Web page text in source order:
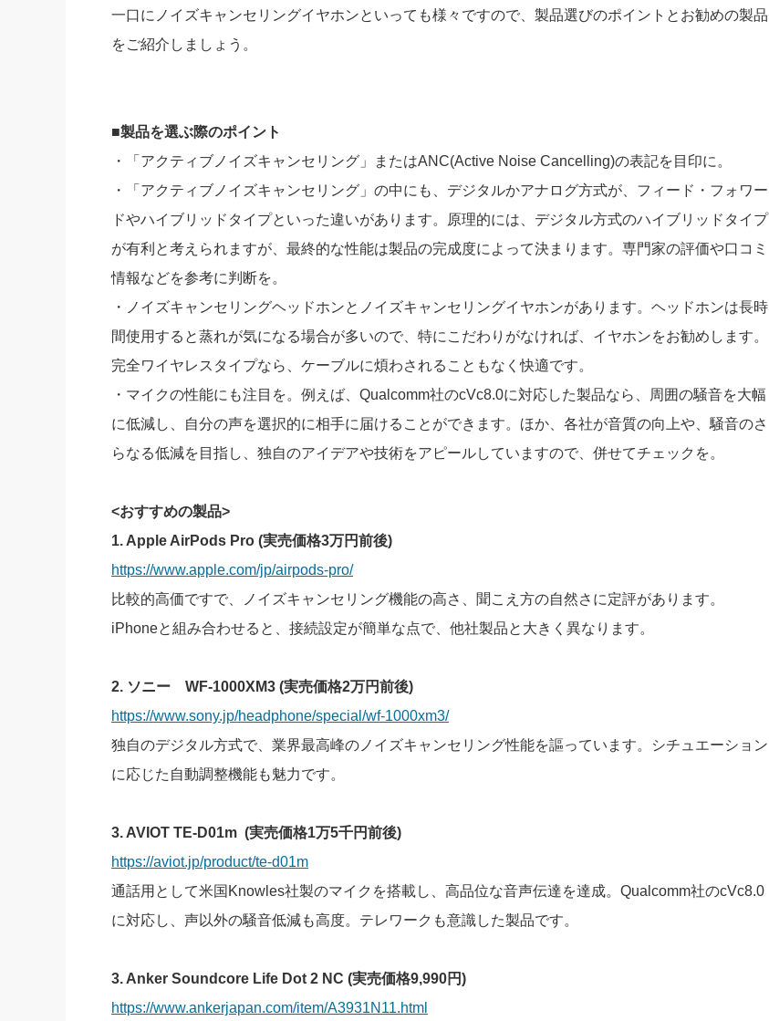
一口にノイズキャンセリングイヤホンといっても様々ですので、製品選びのポイントとお勧めの製品
をご紹介しましょう。
■製品を選ぶ際のポイント
・「アクティブノイズキャンセリング」またはANC(Active Noise Cancelling)の表記を目印に。
・「アクティブノイズキャンセリング」の中にも、デジタルかアナログ方式が、フィード・フォワー
ドやハイブリッドタイプといった違いがあります。原理的には、デジタル方式のハイブリッドタイプ
が有利と考えられますが、最終的な性能は製品の完成度によって決まります。専門家の評価や口コミ
情報などを参考に判断を。
・ノイズキャンセリングヘッドホンとノイズキャンセリングイヤホンがあります。ヘッドホンは長時
間使用すると蒸れが気になる場合が多いので、特にこだわりがなければ、イヤホンをお勧めします。
完全ワイヤレスタイプなら、ケーブルに煩わされることもなく快適です。
・マイクの性能にも注目を。例えば、Qualcomm社のcVc8.0に対応した製品なら、周囲の騒音を大幅
に低減し、自分の声を選択的に相手に届けることができます。ほか、各社が音質の向上や、騒音のさ
らなる低減を目指し、独自のアイデアや技術をアピールしていますので、併せてチェックを。
<おすすめの製品>
1. Apple AirPods Pro (実売価格3万円前後)
https://www.apple.com/jp/airpods-pro/
比較的高価ですで、ノイズキャンセリング機能の高さ、聞こえ方の自然さに定評があります。
iPhoneと組み合わせると、接続設定が簡単な点で、他社製品と大きく異なります。
2. ソニー WF-1000XM3 (実売価格2万円前後)
https://www.sony.jp/headphone/special/wf-1000xm3/
独自のデジタル方式で、業界最高峰のノイズキャンセリング性能を謳っています。シチュエーション
に応じた自動調整機能も魅力です。
3. AVIOT TE-D01m (実売価格1万5千円前後)
https://aviot.jp/product/te-d01m
通話用として⽶国Knowles社製のマイクを搭載し、高品位な音声伝達を達成。Qualcomm社のcVc8.0
に対応し、声以外の騒音低減も高度。テレワークも意識した製品です。
3. Anker Soundcore Life Dot 2 NC (実売価格9,990円)
https://www.ankerjapan.com/item/A3931N11.html